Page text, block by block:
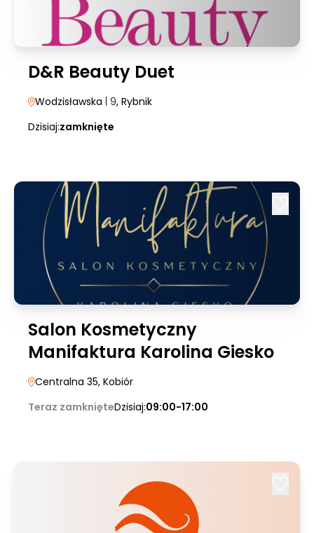
D&R Beauty Duet
Wodzisławska | 9, Rybnik
Dzisiaj:zamknięte
Salon Kosmetyczny
Manifaktura Karolina Giesko
Centralna 35, Kobiór
Teraz zamknięteDzisiaj:09:00-17:00